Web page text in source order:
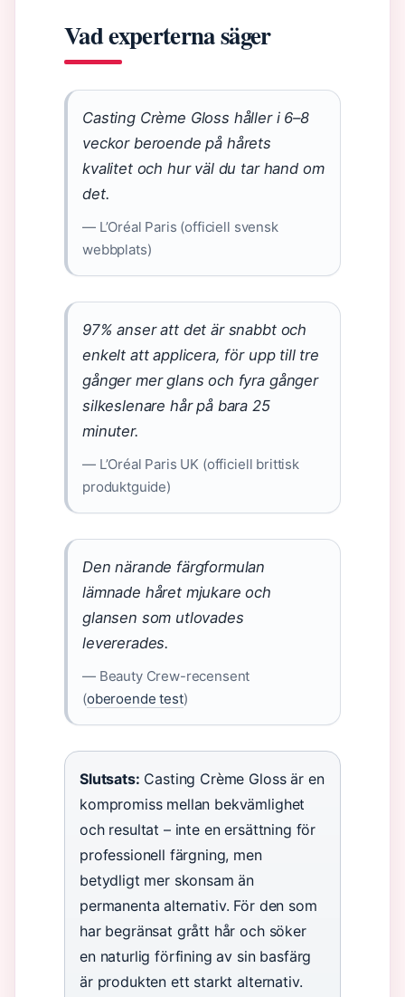
Vad experterna säger
Casting Crème Gloss håller i 6–8
veckor beroende på hårets
kvalitet och hur väl du tar hand om
det.
— L’Oréal Paris (officiell svensk
webbplats)
97% anser att det är snabbt och
enkelt att applicera, för upp till tre
gånger mer glans och fyra gånger
silkeslenare hår på bara 25
minuter.
— L’Oréal Paris UK (officiell brittisk
produktguide)
Den närande färgformulan
lämnade håret mjukare och
glansen som utlovades
levererades.
— Beauty Crew-recensent
(oberoende test)
Slutsats: Casting Crème Gloss är en
kompromiss mellan bekvämlighet
och resultat – inte en ersättning för
professionell färgning, men
betydligt mer skonsam än
permanenta alternativ. För den som
har begränsat grått hår och söker
en naturlig förfining av sin basfärg
är produkten ett starkt alternativ.